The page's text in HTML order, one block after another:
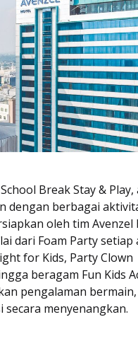
Break Stay &
dengan berbagai
oleh tim Avenzel
dari Foam Party setiap
for Kids, Party Clown
beragam Fun Kids
pengalaman
menyenangkan.